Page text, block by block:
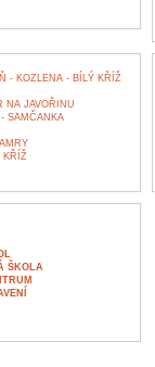
- KOZLENA - BÍLÝ KŘÍŽ
NA JAVOŘINU
SAMČANKA
KŘÍŽ
ŠKOLA